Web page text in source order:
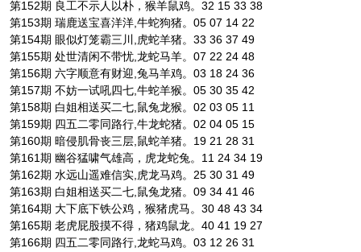
第152期 良工不示人以朴，猴羊鼠鸡。32 15 33 38
第153期 瑞鹿送宝喜洋洋,牛蛇狗猪。05 07 14 22
第154期 眼似灯笼霸三川,虎蛇羊猪。33 36 37 49
第155期 处世清闲不带忧,龙蛇马羊。07 22 24 48
第156期 六字顺意有财迎,兔马羊鸡。03 18 24 36
第157期 不妨一试吼四七,牛蛇羊猴。05 30 35 42
第158期 白姐相送买二七,鼠兔龙猴。02 03 05 11
第159期 四五二零同路行,牛龙蛇猪。02 04 05 15
第160期 暗侵肌骨丧三层,鼠蛇羊猪。19 21 28 31
第161期 幽谷猛啸气雄高，虎龙蛇兔。11 24 34 19
第162期 水远山遥难信实,虎龙马鸡。25 30 31 49
第163期 白姐相送买二七,鼠兔龙猪。09 34 41 46
第164期 大下底下铁公鸡，猴猪虎马。30 48 43 34
第165期 老虎屁股摸不得，猪鸡鼠龙。40 41 19 27
第166期 四五二零同路行,龙蛇马鸡。03 12 26 31